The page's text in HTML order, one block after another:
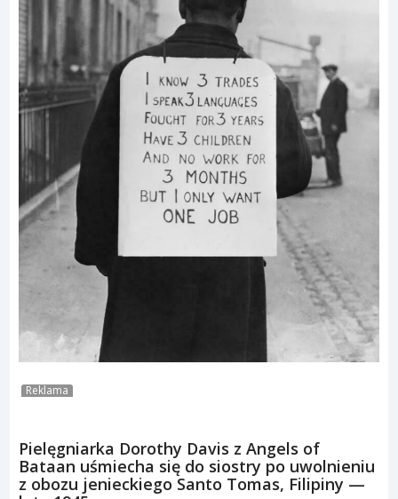
Reklama
Pielęgniarka Dorothy Davis z Angels of
Bataan uśmiecha się do siostry po uwolnieniu
z obozu jenieckiego Santo Tomas, Filipiny —